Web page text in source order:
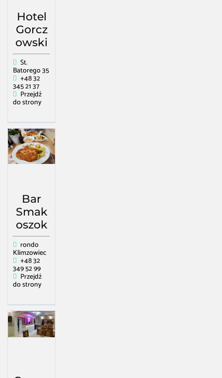
Hotel
Gorcz
owski
St.
Batorego 35
+48 32
345 21 37
Przejdź
do strony
Bar
Smak
oszok
rondo
Klimzowiec
+48 32
349 52 99
Przejdź
do strony